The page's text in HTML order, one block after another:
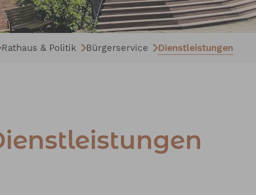
Rathaus & Politik Bürgerservice Dienstleistungen